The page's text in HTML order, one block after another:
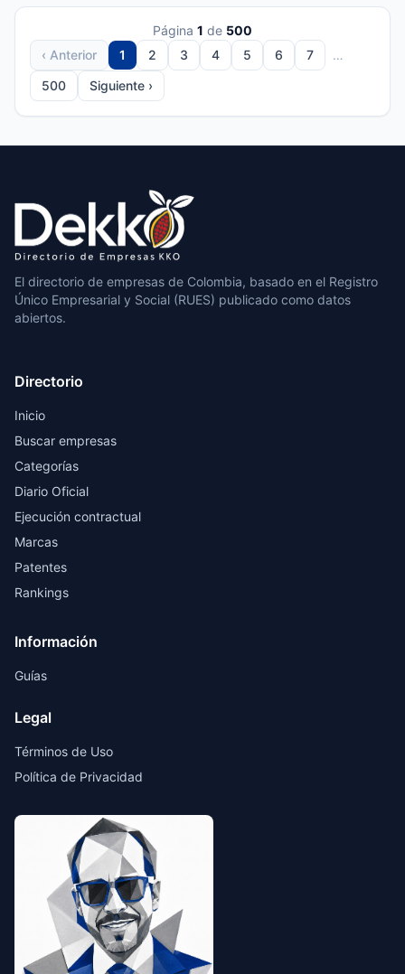
Página 1 de 500
‹ Anterior
1 2 3 4 5 6 7
…
500
Siguiente ›
El directorio de empresas de Colombia, basado en el Registro
Único Empresarial y Social (RUES) publicado como datos
abiertos.
Directorio
Inicio
Buscar empresas
Categorías
Diario Oficial
Ejecución contractual
Marcas
Patentes
Rankings
Información
Guías
Legal
Términos de Uso
Política de Privacidad